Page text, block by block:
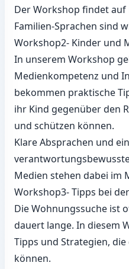
Der Workshop findet
Familien-Sprachen sind
Workshop2- Kinder und
In unserem Workshop
Medienkompetenz und
bekommen praktische
ihr Kind gegenüber den
und schützen können.
Klare Absprachen und ein
Medien stehen dabei im
Workshop3- Tipps bei
Die Wohnungssuche ist
dauert lange. In diesem
Tipps und Strategien,
können.